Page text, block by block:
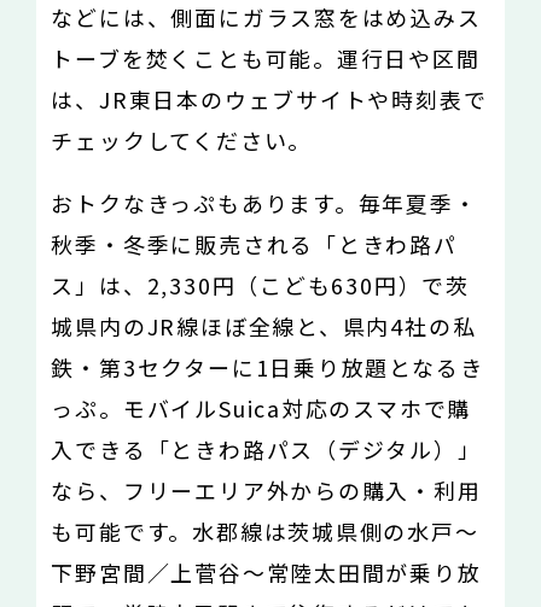
などには、側面にガラス窓をはめ込みス
トーブを焚くことも可能。運行日や区間
は、JR東日本のウェブサイトや時刻表で
チェックしてください。
おトクなきっぷもあります。毎年夏季・
秋季・冬季に販売される「ときわ路パ
ス」は、2,330円（こども630円）で茨
城県内のJR線ほぼ全線と、県内4社の私
鉄・第3セクターに1日乗り放題となるき
っぷ。モバイルSuica対応のスマホで購
入できる「ときわ路パス（デジタル）」
なら、フリーエリア外からの購入・利用
も可能です。水郡線は茨城県側の水戸〜
下野宮間／上菅谷〜常陸太田間が乗り放